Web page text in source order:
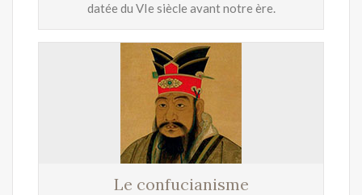
datée du VIe siècle avant notre ère.
Le confucianisme